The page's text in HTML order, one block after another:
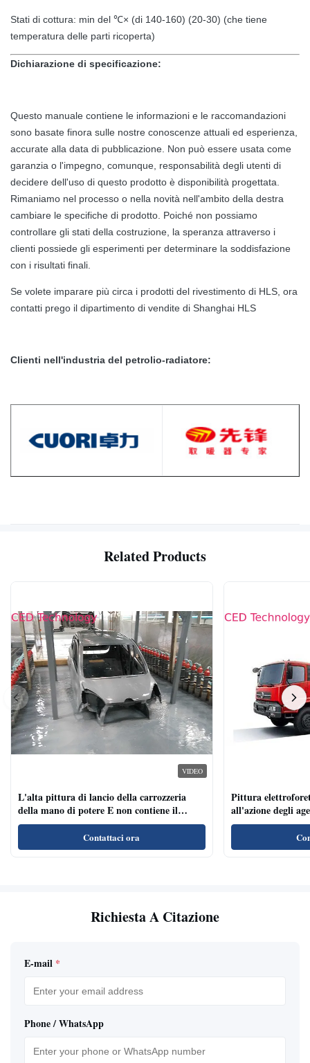
Stati di cottura: min del ℃× (di 140-160) (20-30) (che tiene
temperatura delle parti ricoperta)
Dichiarazione di specificazione:
Questo manuale contiene le informazioni e le raccomandazioni
sono basate finora sulle nostre conoscenze attuali ed esperienza,
accurate alla data di pubblicazione. Non può essere usata come
garanzia o l'impegno, comunque, responsabilità degli utenti di
decidere dell'uso di questo prodotto è disponibilità progettata.
Rimaniamo nel processo o nella novità nell'ambito della destra
cambiare le specifiche di prodotto. Poiché non possiamo
controllare gli stati della costruzione, la speranza attraverso i
clienti possiede gli esperimenti per determinare la soddisfazione
con i risultati finali.
Se volete imparare più circa i prodotti del rivestimento di HLS, ora
contatti prego il dipartimento di vendite di Shanghai HLS
Clienti nell'industria del petrolio-radiatore:
Related Products
VIDEO
L'alta pittura di lancio della carrozzeria
della mano di potere E non contiene il
metallo pesante
Contattaci ora
Pittura
all'azione degli
per i veicoli
Richiesta A Citazione
E-mail *
Phone / WhatsApp